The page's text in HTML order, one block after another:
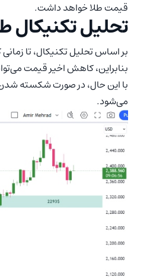
قیمت طلا خواهد داشت.
تحلیل تکنیکال
بنابراین، کاهش اخیر قیمت
می‌شود.